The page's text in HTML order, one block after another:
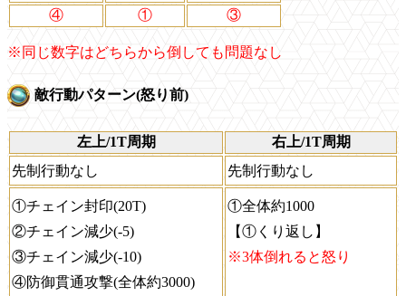
④
① ③
※同じ数字はどちらから倒しても問題なし
敵行動パターン(怒り前)
左上/1T周期
右上/1T周期
先制行動なし
先制行動なし
①チェイン封印(20T)
②チェイン減少(-5)
③チェイン減少(-10)
④防御貫通攻撃(全体約3000)
①全体約1000
【①くり返し】
※3体倒れると怒り